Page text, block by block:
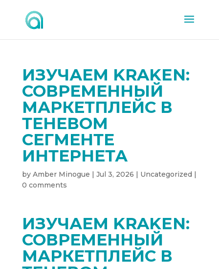
ИЗУЧАЕМ KRAKEN:
СОВРЕМЕННЫЙ
МАРКЕТПЛЕЙС В
ТЕНЕВОМ
СЕГМЕНТЕ
ИНТЕРНЕТА
by Amber Minogue | Jul 3, 2026 | Uncategorized |
0 comments
ИЗУЧАЕМ KRAKEN:
СОВРЕМЕННЫЙ
МАРКЕТПЛЕЙС В